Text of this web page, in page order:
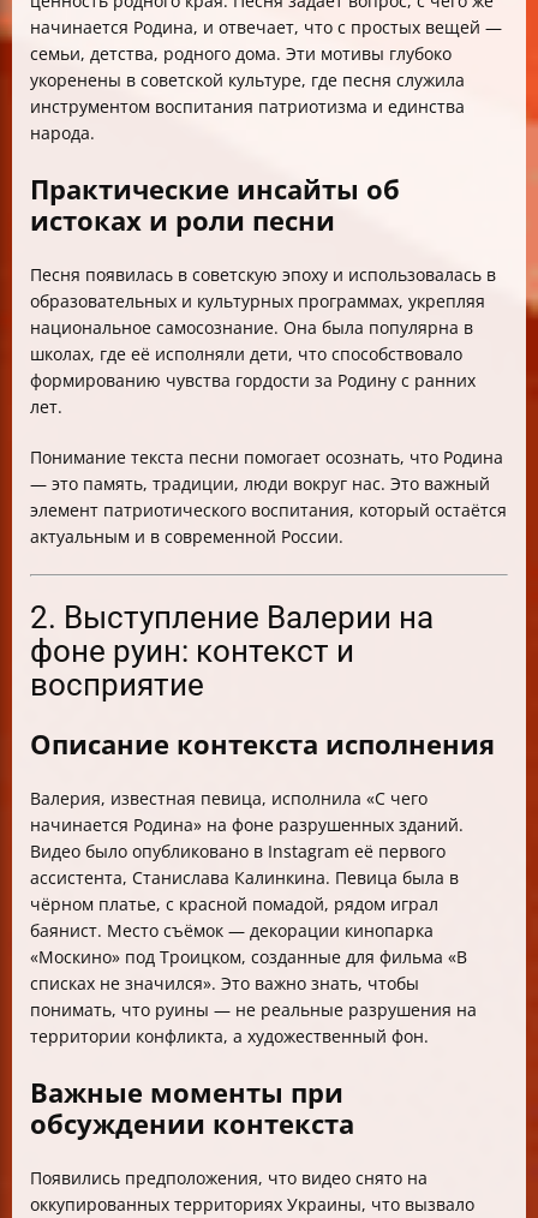
начинается Родина, и отвечает, что с простых вещей —
семьи, детства, родного дома. Эти мотивы глубоко
укоренены в советской культуре, где песня служила
инструментом воспитания патриотизма и единства
народа.
Практические инсайты об
истоках и роли песни
Песня появилась в советскую эпоху и использовалась в
образовательных и культурных программах, укрепляя
национальное самосознание. Она была популярна в
школах, где её исполняли дети, что способствовало
формированию чувства гордости за Родину с ранних
лет.
Понимание текста песни помогает осознать, что Родина
— это память, традиции, люди вокруг нас. Это важный
элемент патриотического воспитания, который остаётся
актуальным и в современной России.
2. Выступление Валерии на
фоне руин: контекст и
восприятие
Описание контекста исполнения
Валерия, известная певица, исполнила «С чего
начинается Родина» на фоне разрушенных зданий.
Видео было опубликовано в Instagram её первого
ассистента, Станислава Калинкина. Певица была в
чёрном платье, с красной помадой, рядом играл
баянист. Место съёмок — декорации кинопарка
«Москино» под Троицком, созданные для фильма «В
списках не значился». Это важно знать, чтобы
понимать, что руины — не реальные разрушения на
территории конфликта, а художественный фон.
Важные моменты при
обсуждении контекста
Появились предположения, что видео снято на
оккупированных территориях Украины, что вызвало